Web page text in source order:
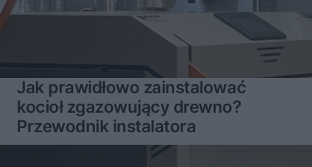
Jak prawidłowo zainstalować
kocioł zgazowujący drewno?
Przewodnik instalatora